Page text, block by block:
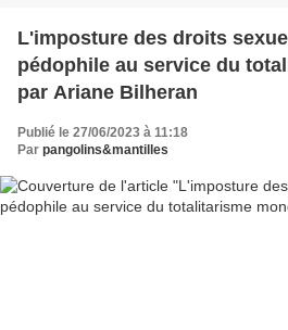
L'imposture des droits
pédophile au service du
par Ariane Bilheran
Publié le 27/06/2023 à 11:18
Par pangolins&mantilles